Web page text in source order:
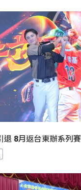
退 8月返台東辦系列賽